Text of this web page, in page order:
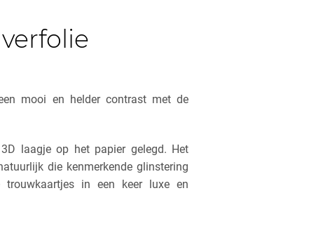
mooi en helder contrast met de
laagje op het papier gelegd. Het
die kenmerkende glinstering
in een keer luxe en